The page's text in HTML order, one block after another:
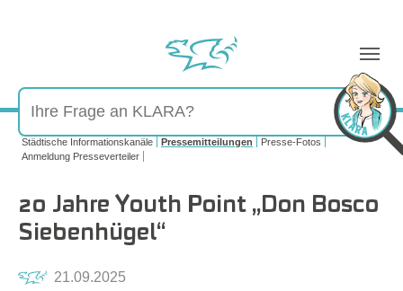
Sie sind hier:
Städtische Informationskanäle Pressemitteilungen
Presse-Fotos
Anmeldung Presseverteiler
20 Jahre Youth Point „Don Bosco
Siebenhügel“
21.09.2025